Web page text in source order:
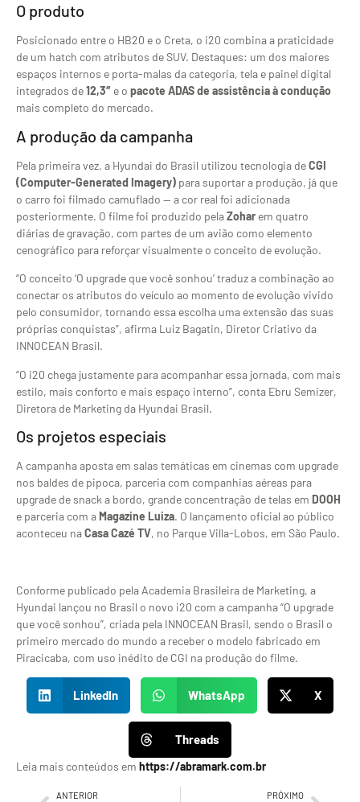
O produto
Posicionado entre o HB20 e o Creta, o i20 combina a praticidade
de um hatch com atributos de SUV. Destaques: um dos maiores
espaços internos e porta-malas da categoria, tela e painel digital
integrados de12,3″ e o pacote ADAS de assistência à condução
mais completo do mercado.
A produção da campanha
Pela primeira vez, a Hyundai do Brasil utilizou tecnologia deCGI
(Computer-Generated Imagery) para suportar a produção, já que
o carro foi filmado camuflado — a cor real foi adicionada
posteriormente. O filme foi produzido pelaZohar em quatro
diárias de gravação, com partes de um avião como elemento
cenográfico para reforçar visualmente o conceito de evolução.
“O conceito ‘O upgrade que você sonhou’ traduz a combinação ao
conectar os atributos do veículo ao momento de evolução vivido
pelo consumidor, tornando essa escolha uma extensão das suas
próprias conquistas”, afirma Luiz Bagatin, Diretor Criativo da
INNOCEAN Brasil.
“O i20 chega justamente para acompanhar essa jornada, com mais
estilo, mais conforto e mais espaço interno”, conta Ebru Semizer,
Diretora de Marketing da Hyundai Brasil.
Os projetos especiais
A campanha aposta em salas temáticas em cinemas com upgrade
nos baldes de pipoca, parceria com companhias aéreas para
upgrade de snack a bordo, grande concentração de telas em DOOH
e parceria com a Magazine Luiza. O lançamento oficial ao público
aconteceu naCasa Cazé TV, no Parque Villa-Lobos, em São Paulo.
Conforme publicado pela Academia Brasileira de Marketing, a
Hyundai lançou no Brasil o novo i20 com a campanha “O upgrade
que você sonhou”, criada pela INNOCEAN Brasil, sendo o Brasil o
primeiro mercado do mundo a receber o modelo fabricado em
Piracicaba, com uso inédito de CGI na produção do filme.
LinkedIn WhatsApp X
Threads
Leia mais conteúdos em https://abramark.com.br
ANTERIOR PRÓXIMO